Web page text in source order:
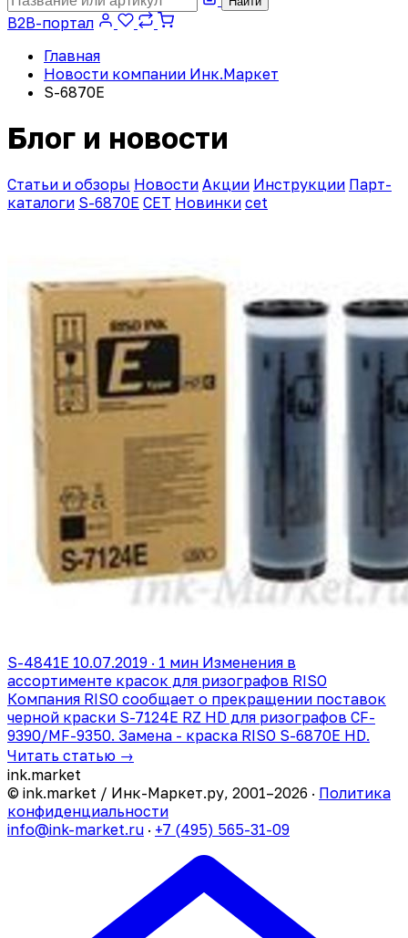
B2B-портал
Главная
Новости компании Инк.Маркет
S-6870E
Блог и новости
Статьи и обзоры Новости Акции Инструкции Парт-
каталоги S-6870E CET Новинки cet
S-4841E 10.07.2019 · 1 мин Изменения в
ассортименте красок для ризографов RISO
Компания RISO сообщает о прекращении поставок
черной краски S-7124E RZ HD для ризографов CF-
9390/MF-9350. Замена - краска RISO S-6870E HD.
Читать статью →
ink.market
© ink.market / Инк-Маркет.ру, 2001–2026 · Политика
конфиденциальности
info@ink-market.ru · +7 (495) 565-31-09